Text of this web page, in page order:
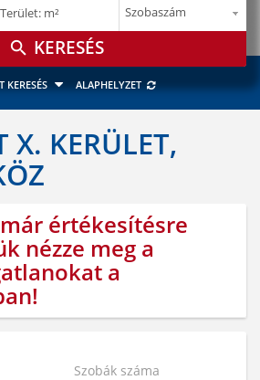
–
Terület: m²
search
KERESÉS ALAPHELYZET
X. KERÜLET,
értékesítésre
nézze meg a
a
Szobák száma